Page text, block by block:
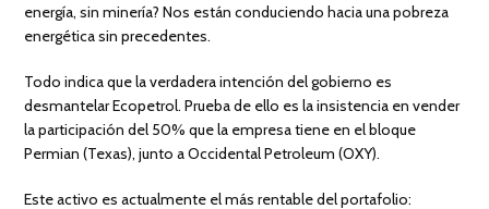
energía, sin minería? Nos están conduciendo hacia una pobreza
energética sin precedentes.
Todo indica que la verdadera intención del gobierno es
desmantelar Ecopetrol. Prueba de ello es la insistencia en vender
la participación del 50% que la empresa tiene en el bloque
Permian (Texas), junto a Occidental Petroleum (OXY).
Este activo es actualmente el más rentable del portafolio: